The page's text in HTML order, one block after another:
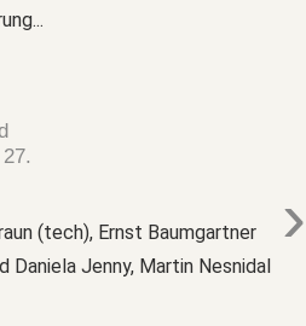
›
(tech), Ernst Baumgartner
Jenny, Martin Nesnidal